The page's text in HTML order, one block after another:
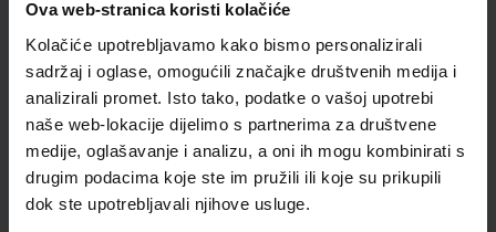
Ova web-stranica koristi kolačiće
Kolačiće upotrebljavamo kako bismo personalizirali
sadržaj i oglase, omogućili značajke društvenih medija i
analizirali promet. Isto tako, podatke o vašoj upotrebi
naše web-lokacije dijelimo s partnerima za društvene
medije, oglašavanje i analizu, a oni ih mogu kombinirati s
drugim podacima koje ste im pružili ili koje su prikupili
dok ste upotrebljavali njihove usluge.
Newsletter prijava